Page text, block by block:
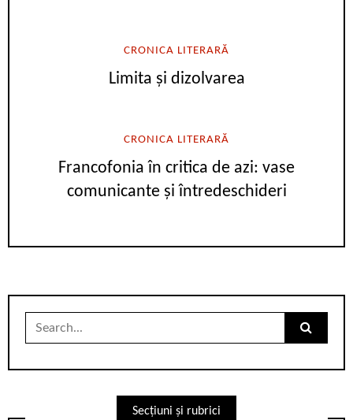
CRONICA LITERARĂ
Limita și dizolvarea
CRONICA LITERARĂ
Francofonia în critica de azi: vase
comunicante și întredeschideri
Search
Secțiuni și rubrici